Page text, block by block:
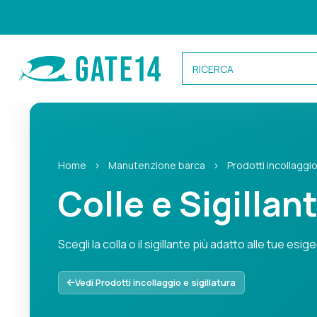
Categorie
Home › Manutenzione barca › Prodotti
Colle e
Scegli la colla o il sigillante più adatto alle tue
Scegli la colla o il sigillante più adatto alle tue
Vedi Prodotti incollaggio e sigillatura